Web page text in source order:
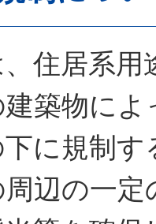
住居系用
築物に
に規制
辺の一